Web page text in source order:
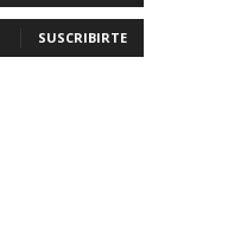
SUSCRIBIRTE